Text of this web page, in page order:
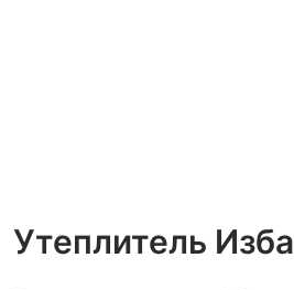
Утеплитель Изба